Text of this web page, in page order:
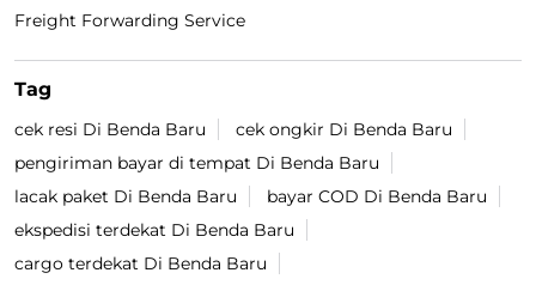
Freight Forwarding Service
Tag
cek resi Di Benda Baru
cek ongkir Di Benda Baru
pengiriman bayar di tempat Di Benda Baru
lacak paket Di Benda Baru
bayar COD Di Benda Baru
ekspedisi terdekat Di Benda Baru
cargo terdekat Di Benda Baru